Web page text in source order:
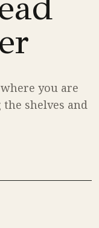
you are
shelves and